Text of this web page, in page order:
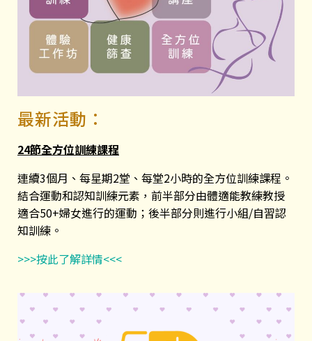
最新活動：
24節全方位訓練課程
連續3個月、每星期2堂、每堂2小時的全方位訓練課程。
結合運動和認知訓練元素，前半部分由體適能教練教授
適合50+婦女進行的運動；後半部分則進行小組/自習認
知訓練。
>>>按此了解詳情<<<